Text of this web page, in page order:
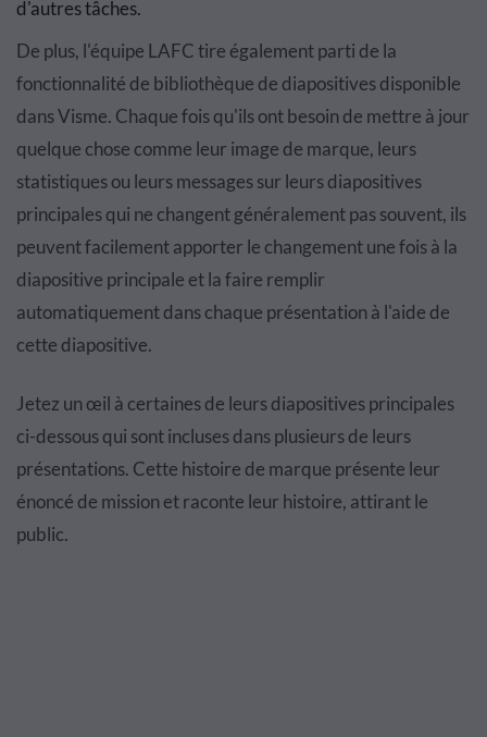
d'autres tâches.
De plus, l'équipe LAFC tire également parti de la
fonctionnalité de bibliothèque de diapositives disponible
dans Visme. Chaque fois qu'ils ont besoin de mettre à jour
quelque chose comme leur image de marque, leurs
statistiques ou leurs messages sur leurs diapositives
principales qui ne changent généralement pas souvent, ils
peuvent facilement apporter le changement une fois à la
diapositive principale et la faire remplir
automatiquement dans chaque présentation à l'aide de
cette diapositive.
Jetez un œil à certaines de leurs diapositives principales
ci-dessous qui sont incluses dans plusieurs de leurs
présentations. Cette histoire de marque présente leur
énoncé de mission et raconte leur histoire, attirant le
public.